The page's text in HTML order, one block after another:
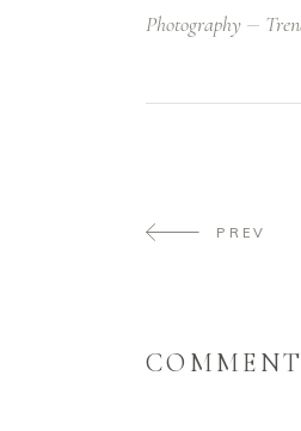
Photography
PREV